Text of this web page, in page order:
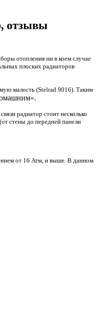
отзывы
отопления ни в коем случае
плоских радиаторов
малость (Stelrad 9016). Таким
радиатор стоит несколько
(от стены до передней панели
от 16 Атм, и выше. В данном